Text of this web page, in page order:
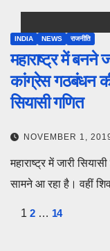
INDIA NEWS राजनीति
महाराष्ट्र में बनने
कांग्रेस गठबंधन
सियासी गणित
NOVEMBER 1,
महाराष्ट्र में जारी
सामने आ रहा है। वहीं
Posts
1 2 … 14